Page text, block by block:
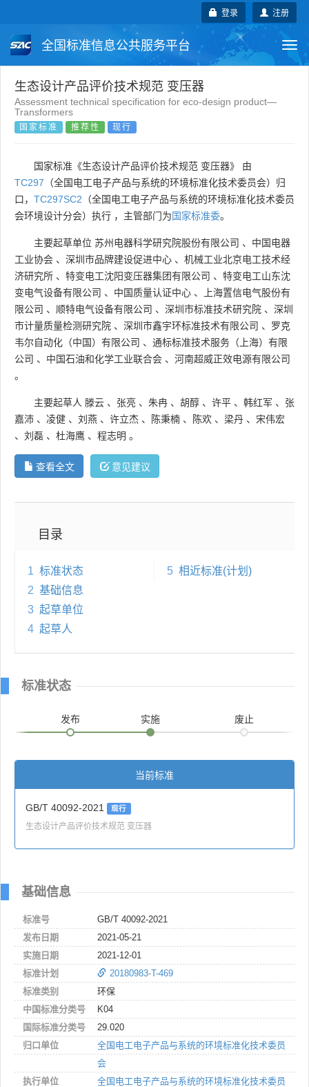
注册
登录
全国标准信息公共服务平台
国家标准 行业标准
团体标准
生态设计产品评价技术规范 变压器
Assessment technical specification for eco-design product—
Transformers
国家标准 推荐性 现行
国家标准《生态设计产品评价技术规范 变压器》 由
TC297 （全国电工电子产品与系统的环境标准化技术委员会）归
口， TC297SC2 （全国电工电子产品与系统的环境标准化技术委员
会环境设计分会）执行 ，主管部门为国家标准委。
主要起草单位 苏州电器科学研究院股份有限公司 、 中国电器
工业协会 、 深圳市品牌建设促进中心 、 机械工业北京电工技术经
济研究所 、 特变电工沈阳变压器集团有限公司 、 特变电工山东沈
变电气设备有限公司 、 中国质量认证中心 、
上海置信电气股份有
限公司 、 顺特电气设备有限公司 、 深圳市标准技术研究院 、 深圳
市计量质量检测研究院 、 深圳市鑫宇环标准技术有限公司 、 罗克
韦尔自动化（中国）有限公司 、 通标标准技术服务（上海）有限
公司 、 中国石油和化学工业联合会 、 河南超威正效电源有限公司
。
主要起草人 滕云 、 张亮 、 朱冉 、 胡醇 、 许平 、 韩红军 、 张
嘉沛 、 凌健 、 刘燕 、 许立杰 、 陈秉楠 、 陈欢 、 梁丹 、 宋伟宏
、 刘磊 、 杜海鹰 、 程志明 。
查看全文 意见建议
目录
1 标准状态
2 基础信息
3 起草单位
4 起草人
5 相近标准(计划)
标准状态
发布 实施 废止
当前标准
GB/T 40092-2021 现行
生态设计产品评价技术规范 变压器
基础信息
标准号
GB/T 40092-2021
发布日期
2021-05-21
实施日期
2021-12-01
标准计划
20180983-T-469
标准类别
环保
中国标准分类号
K04
国际标准分类号
29.020
归口单位
全国电工电子产品与系统的环境标准化技术委员
会
执行单位
全国电工电子产品与系统的环境标准化技术委员